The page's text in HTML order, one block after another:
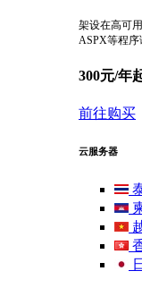
架设在高可
ASPX等程序
300元/年
前往购买
云服务器